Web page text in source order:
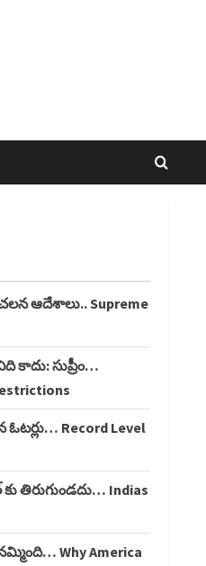
ఆదేశాలు.. Supreme
సుప్రీం…
Record Level
తిరుగుండదు… Indias
Why America